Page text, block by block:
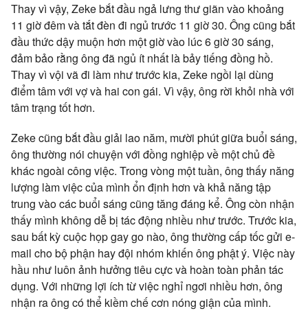
Thay vì vậy, Zeke bắt đầu ngả lưng thư giãn vào khoảng
11 giờ đêm và tắt đèn đi ngủ trước 11 giờ 30. Ông cũng bắt
đầu thức dậy muộn hơn một giờ vào lúc 6 giờ 30 sáng,
đảm bảo rằng ông đã ngủ ít nhất là bảy tiếng đồng hồ.
Thay vì vội vã đi làm như trước kia, Zeke ngồi lại dùng
điểm tâm với vợ và hai con gái. Vì vậy, ông rời khỏi nhà với
tâm trạng tốt hơn.
Zeke cũng bắt đầu giải lao năm, mười phút giữa buổi sáng,
ông thường nói chuyện với đồng nghiệp về một chủ đề
khác ngoài công việc. Trong vòng một tuần, ông thấy năng
lượng làm việc của mình ổn định hơn và khả năng tập
trung vào các buổi sáng cũng tăng đáng kể. Ông còn nhận
thấy mình không dễ bị tác động nhiều như trước. Trước kia,
sau bất kỳ cuộc họp gay go nào, ông thường cấp tốc gửi e-
mail cho bộ phận hay đội nhóm khiến ông phật ý. Việc này
hầu như luôn ảnh hưởng tiêu cực và hoàn toàn phản tác
dụng. Với những lợi ích từ việc nghỉ ngơi nhiều hơn, ông
nhận ra ông có thể kiềm chế cơn nóng giận của mình.